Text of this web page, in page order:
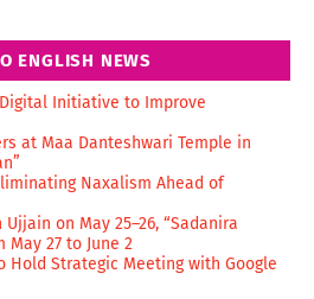
ENGLISH NEWS
Initiative to Improve
at Maa Danteshwari Temple in
Naxalism Ahead of
on May 25–26, “Sadanira
May 27 to June 2
Hold Strategic Meeting with Google